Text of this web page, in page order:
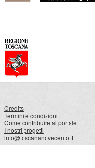
Credits
Termini e condizioni
Come contribuire al portale
I nostri progetti
info@toscananovecento.it